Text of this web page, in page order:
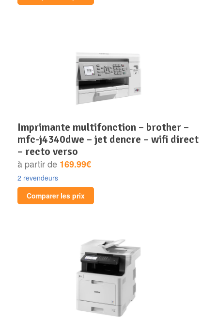
imprimante multifonction – brother –
mfc-j4340dwe – jet dencre – wifi direct
– recto verso
à partir de 169.99€
2 revendeurs
Comparer les prix